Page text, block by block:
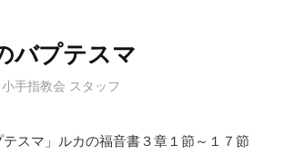
バプテスマ
小手指教会 スタッフ
テスマ」ルカの福音書３章１節～１７節